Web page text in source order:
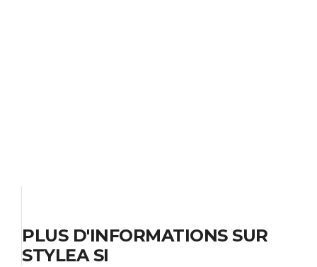
PLUS D'INFORMATIONS SUR
STYLEA SI